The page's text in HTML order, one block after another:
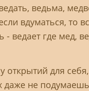
ведьма,
вдуматься, то
ведает где мед,
открытий для
даже не